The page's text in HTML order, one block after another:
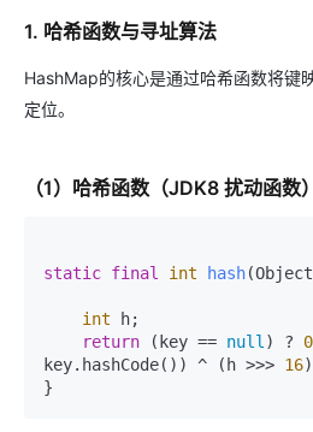
1. 哈希函数与寻址算法
HashMap的核心是通过哈希函数将键
定位。
（1）哈希函数（JDK8 扰动函数）
static final int hash
int h;
return (key == null ) ? 0
key.hashCode()) ^ (h >>> 16